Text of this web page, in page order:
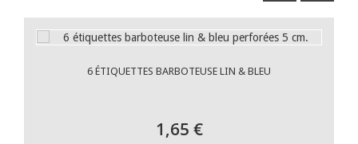
6 ÉTIQUETTES BARBOTEUSE LIN & BLEU
1,65 €